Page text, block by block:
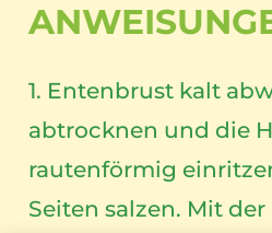
1. Entenbrust kalt
abtrocknen und die
rautenförmig
Seiten salzen. Mit